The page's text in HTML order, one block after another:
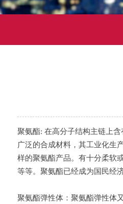
聚氨酯: 在高分子结构主链上
广泛的合成材料，其工业化生
样的聚氨酯产品。有十分柔软
等等。聚氨酯已经成为国民经
聚氨酯弹性体：聚氨酯弹性体